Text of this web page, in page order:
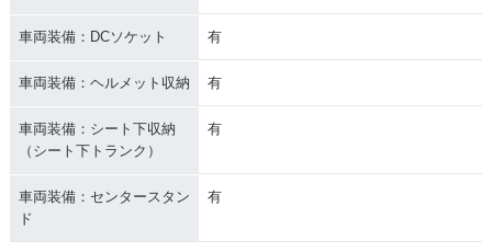
車両装備：DCソケット 有
車両装備：ヘルメット収納 有
車両装備：シート下収納
（シート下トランク）
有
車両装備：センタースタン
ド
有